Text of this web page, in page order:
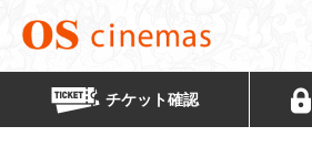
チケット確認